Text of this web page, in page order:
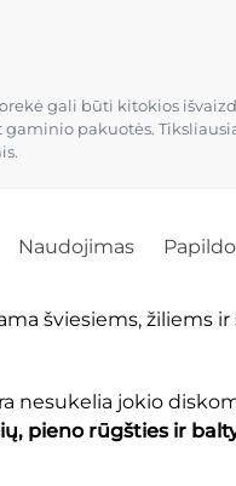
gali būti kitokios
pakuotės.
Naudojimas
šviesiems, žiliems
nesukelia jokio
pieno rūgšties ir